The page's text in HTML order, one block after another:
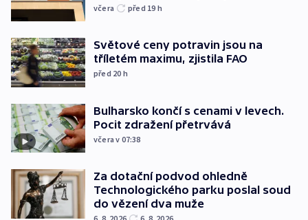
včera před 19 h
Světové ceny potravin jsou na
tříletém maximu, zjistila FAO
před 20 h
Bulharsko končí s cenami v levech.
Pocit zdražení přetrvává
včera v 07:38
Za dotační podvod ohledně
Technologického parku poslal soud
do vězení dva muže